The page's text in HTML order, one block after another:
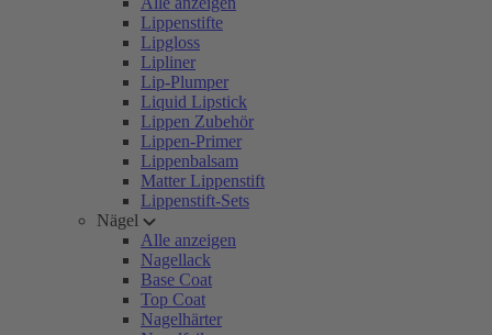
Lippenstifte
Lipgloss
Lipliner
Lip-Plumper
Liquid Lipstick
Lippen Zubehör
Lippen-Primer
Lippenbalsam
Matter Lippenstift
Lippenstift-Sets
Nägel
Alle anzeigen
Nagellack
Base Coat
Top Coat
Nagelhärter